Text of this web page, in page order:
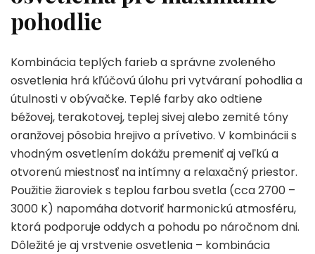
pohodlie
Kombinácia teplých farieb a správne zvoleného
osvetlenia hrá kľúčovú úlohu pri vytváraní pohodlia a
útulnosti v obývačke. Teplé farby ako odtiene
béžovej, terakotovej, teplej sivej alebo zemité tóny
oranžovej pôsobia hrejivo a prívetivo. V kombinácii s
vhodným osvetlením dokážu premeniť aj veľkú a
otvorenú miestnosť na intímny a relaxačný priestor.
Použitie žiaroviek s teplou farbou svetla (cca 2700 –
3000 K) napomáha dotvoriť harmonickú atmosféru,
ktorá podporuje oddych a pohodu po náročnom dni.
Dôležité je aj vrstvenie osvetlenia – kombinácia